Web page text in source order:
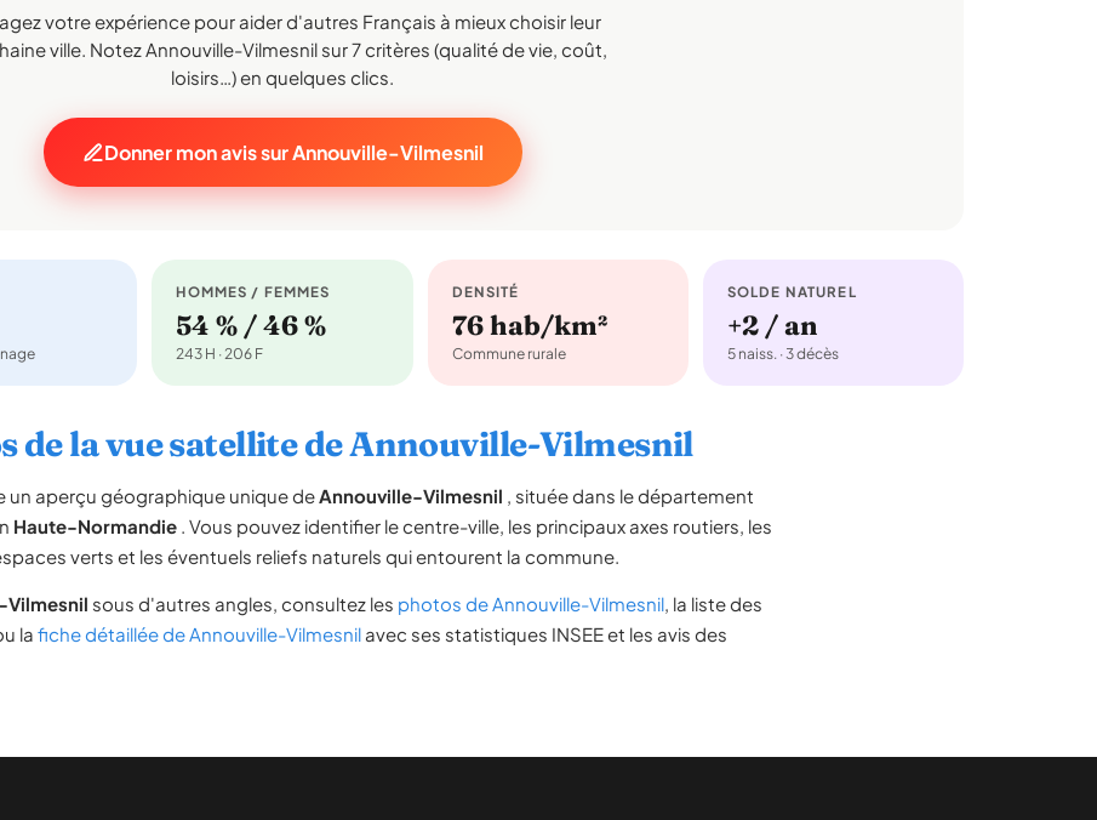
votre expérience pour aider d'autres Français à mieux choisir leur
ville. Notez Annouville-Vilmesnil sur 7 critères (qualité de vie, coût,
loisirs…) en quelques clics.
Donner mon avis sur Annouville-Vilmesnil
HOMMES / FEMMES
54 % / 46 %
243 H · 206 F
DENSITÉ
76 hab/km²
Commune rurale
SOLDE NATUREL
+2 / an
5 naiss. · 3 décès
de la vue satellite de Annouville-Vilmesnil
un aperçu géographique unique deAnnouville-Vilmesnil , située dans le département
Haute-Normandie . Vous pouvez identifier le centre-ville, les principaux axes routiers, les
verts et les éventuels reliefs naturels qui entourent la commune.
sous d'autres angles, consultez les photos de Annouville-Vilmesnil, la liste des
la fiche détaillée de Annouville-Vilmesnil avec ses statistiques INSEE et les avis des